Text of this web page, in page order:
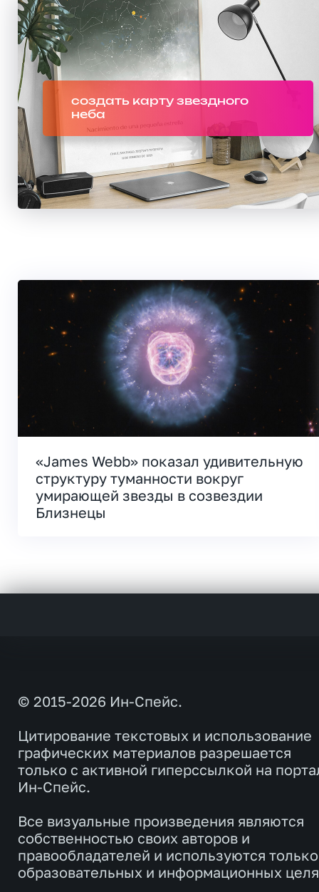
создать карту звездного
неба
«James Webb» показал удивительную
структуру туманности вокруг
умирающей звезды в созвездии
Близнецы
© 2015-2026 Ин-Спейс.
Цитирование текстовых и использование
графических материалов разрешается
только с активной гиперссылкой на
Ин-Спейс.
Все визуальные произведения являются
собственностью своих авторов и
правообладателей и используются
образовательных и информационных